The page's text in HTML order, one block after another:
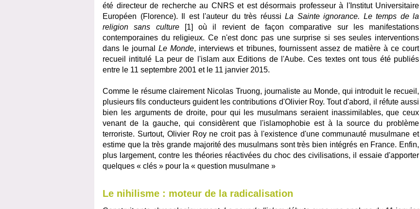
été directeur de recherche au CNRS et est désormais professeur à l'Institut Universitaire
Européen (Florence). Il est l'auteur du très réussi La Sainte ignorance. Le temps de la
religion sans culture[1] où il revient de façon comparative sur les manifestations
contemporaines du religieux. Ce n'est donc pas une surprise si ses seules interventions
dans le journalLe Monde, interviews et tribunes, fournissent assez de matière à ce court
recueil intitulé La peur de l'islam aux Editions de l'Aube. Ces textes ont tous été publiés
entre le 11 septembre 2001 et le 11 janvier 2015.
Comme le résume clairement Nicolas Truong, journaliste au Monde, qui introduit le recueil,
plusieurs fils conducteurs guident les contributions d'Olivier Roy. Tout d'abord, il réfute aussi
bien les arguments de droite, pour qui les musulmans seraient inassimilables, que ceux
venant de la gauche, qui considèrent que l'islamophobie est à la source du problème
terroriste. Surtout, Olivier Roy ne croit pas à l'existence d'une communauté musulmane et
estime que la très grande majorité des musulmans sont très bien intégrés en France. Enfin,
plus largement, contre les théories réactivées du choc des civilisations, il essaie d'apporter
quelques « clés » pour la « question musulmane »
Le nihilisme : moteur de la radicalisation